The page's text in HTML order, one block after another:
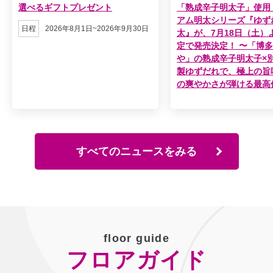
選べるギフトプレゼント
日程 2026年8月1日~2026年9月30日
「熟成辛子明太子」使
アム明太シリーズ『ゆず
太』が、7月18日（土）
定で発売決定！ 〜「博
や」の熟成辛子明太子×
製ゆずだれで、極上の旨
の爽やかさが弾ける最高
すべてのニュースをみる
floor guide
フロアガイド